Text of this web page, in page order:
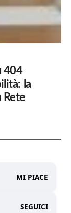
404
la
Rete
MI PIACE
SEGUICI